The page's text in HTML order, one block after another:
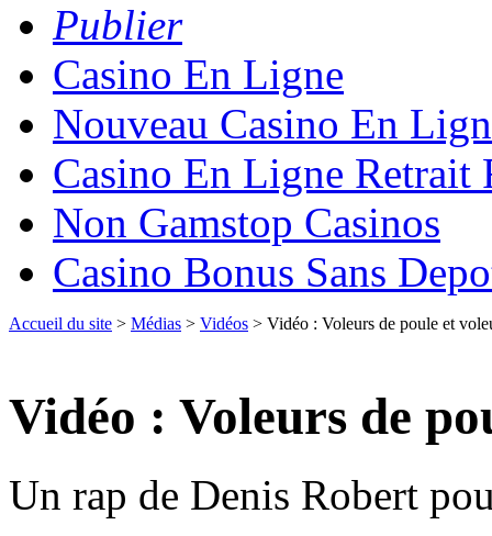
Publier
Casino En Ligne
Nouveau Casino En
Casino En Ligne Retrait
Non Gamstop Casinos
Casino Bonus Sans
Accueil du site > Médias > Vidéos > Vidéo : Voleurs de poule et
Vidéo : Voleurs de
Un rap de Denis Robert